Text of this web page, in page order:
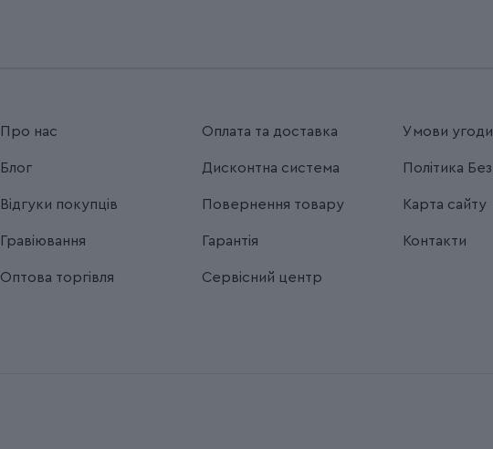
Про нас
Блог
Відгуки покупців
Гравіювання
Оптова торгівля
Оплата та доставка
Дисконтна система
Повернення товару
Гарантія
Сервісний центр
Умови угоди
Політика
Карта сайту
Контакти